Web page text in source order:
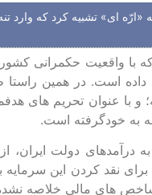
«ارّه ‌ای» تشبیه کرد که
واقعیت حکمرانی کشور
داده ‌است. در همین
عنوان تحریم ‌های
به خودگرفته ‌است.
درآمدهای دولت
نقد کردن این سرمایه
شاخص‌ های مالی خلاصه